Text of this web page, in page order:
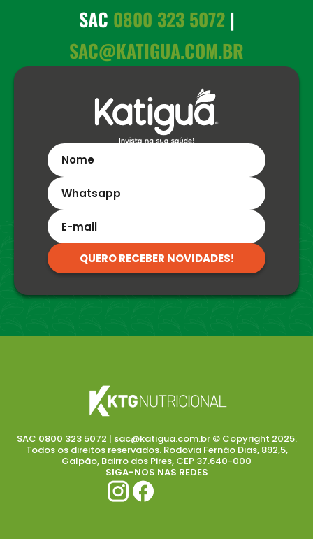
SAC 0800 323 5072|
SAC@KATIGUA.COM.BR
QUERO RECEBER NOVIDADES!
SAC 0800 323 5072 | sac@katigua.com.br © Copyright 2025.
Todos os direitos reservados. Rodovia Fernão Dias, 892,5,
Galpão, Bairro dos Pires, CEP 37.640-000
SIGA-NOS NAS REDES